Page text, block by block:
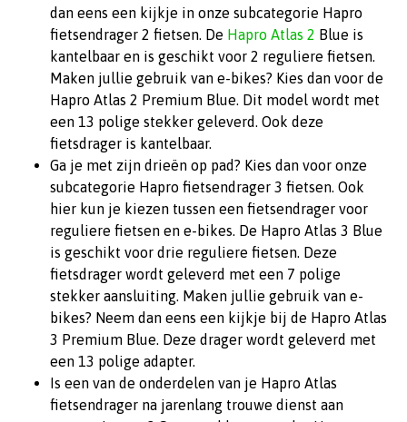
dan eens een kijkje in onze subcategorie Hapro
fietsendrager 2 fietsen. De Hapro Atlas 2 Blue is
kantelbaar en is geschikt voor 2 reguliere fietsen.
Maken jullie gebruik van e-bikes? Kies dan voor de
Hapro Atlas 2 Premium Blue. Dit model wordt met
een 13 polige stekker geleverd. Ook deze
fietsdrager is kantelbaar.
Ga je met zijn drieën op pad? Kies dan voor onze
subcategorie Hapro fietsendrager 3 fietsen. Ook
hier kun je kiezen tussen een fietsendrager voor
reguliere fietsen en e-bikes. De Hapro Atlas 3 Blue
is geschikt voor drie reguliere fietsen. Deze
fietsdrager wordt geleverd met een 7 polige
stekker aansluiting. Maken jullie gebruik van e-
bikes? Neem dan eens een kijkje bij de Hapro Atlas
3 Premium Blue. Deze drager wordt geleverd met
een 13 polige adapter.
Is een van de onderdelen van je Hapro Atlas
fietsendrager na jarenlang trouwe dienst aan